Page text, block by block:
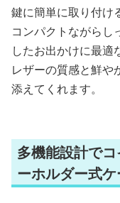
鍵に簡単に取り付け
コンパクトながらし
したお出かけに最適
レザーの質感と鮮や
添えてくれます。
多機能設計で
ーホルダー式ケ